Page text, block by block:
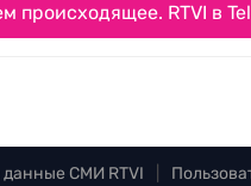
происходящее. RTVI в
СМИ RTVI